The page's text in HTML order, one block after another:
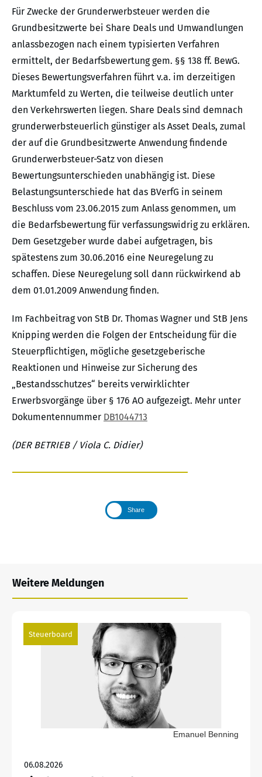
Für Zwecke der Grunderwerbsteuer werden die
Grundbesitzwerte bei Share Deals und Umwandlungen
anlassbezogen nach einem typisierten Verfahren
ermittelt, der Bedarfsbewertung gem. §§ 138 ff. BewG.
Dieses Bewertungsverfahren führt v.a. im derzeitigen
Marktumfeld zu Werten, die teilweise deutlich unter
den Verkehrswerten liegen. Share Deals sind demnach
grunderwerbsteuerlich günstiger als Asset Deals, zumal
der auf die Grundbesitzwerte Anwendung findende
Grunderwerbsteuer-Satz von diesen
Bewertungsunterschieden unabhängig ist. Diese
Belastungsunterschiede hat das BVerfG in seinem
Beschluss vom 23.06.2015 zum Anlass genommen, um
die Bedarfsbewertung für verfassungswidrig zu erklären.
Dem Gesetzgeber wurde dabei aufgetragen, bis
spätestens zum 30.06.2016 eine Neuregelung zu
schaffen. Diese Neuregelung soll dann rückwirkend ab
dem 01.01.2009 Anwendung finden.
Im Fachbeitrag von StB Dr. Thomas Wagner und StB Jens
Knipping werden die Folgen der Entscheidung für die
Steuerpflichtigen, mögliche gesetzgeberische
Reaktionen und Hinweise zur Sicherung des
„Bestandsschutzes“ bereits verwirklichter
Erwerbsvorgänge über § 176 AO aufgezeigt. Mehr unter
Dokumentennummer DB1044713
(DER BETRIEB / Viola C. Didier)
Share
Weitere Meldungen
Steuerboard
Emanuel Benning
06.08.2026